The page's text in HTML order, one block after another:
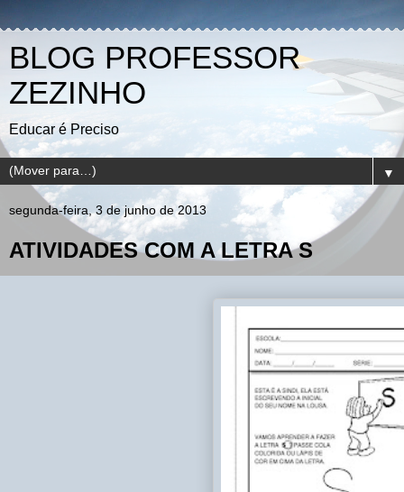
BLOG PROFESSOR
ZEZINHO
Educar é Preciso
▼
segunda-feira, 3 de junho de 2013
ATIVIDADES COM A LETRA S